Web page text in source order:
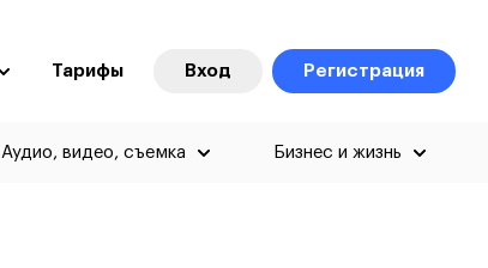
Тарифы Вход Регистрация
Аудио, видео, съемка Бизнес и жизнь